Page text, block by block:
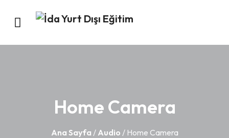
Home Camera
Ana Sayfa / Audio / Home Camera